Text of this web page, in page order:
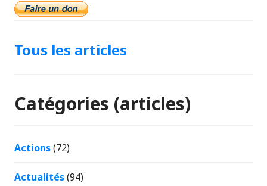
Tous les articles
Catégories (articles)
Actions(72)
Actualités(94)